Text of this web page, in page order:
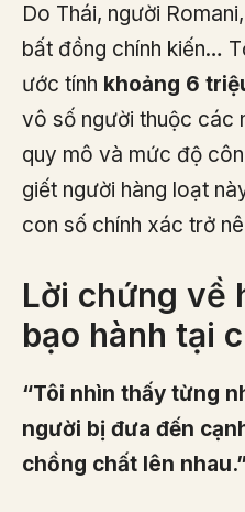
Do Thái, người
bất đồng chính kiến…
ước tính khoảng 6
vô số người thuộc các
quy mô và mức độ
giết người hàng loạt
con số chính xác trở
Lời chứng về
bạo hành tại
“Tôi nhìn thấy từng
người bị đưa đến
chồng chất lên